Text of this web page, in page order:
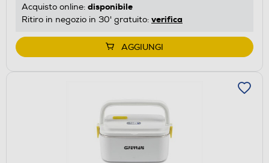
Acquisto online: disponibile
Ritiro in negozio in 30' gratuito: verifica
AGGIUNGI